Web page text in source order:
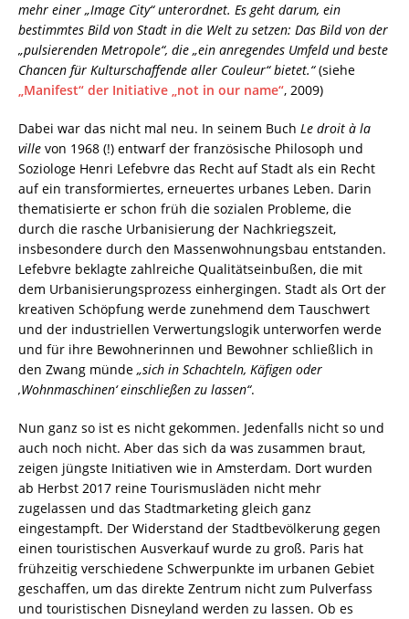
mehr einer „Image City“ unterordnet. Es geht darum, ein
bestimmtes Bild von Stadt in die Welt zu setzen: Das Bild von der
„pulsierenden Metropole“, die „ein anregendes Umfeld und beste
Chancen für Kulturschaffende aller Couleur“ bietet.“(siehe
„Manifest“ der Initiative „not in our name“, 2009)
Dabei war das nicht mal neu. In seinem Buch Le droit à la
ville von 1968 (!) entwarf der französische Philosoph und
Soziologe Henri Lefebvre das Recht auf Stadt als ein Recht
auf ein transformiertes, erneuertes urbanes Leben. Darin
thematisierte er schon früh die sozialen Probleme, die
durch die rasche Urbanisierung der Nachkriegszeit,
insbesondere durch den Massenwohnungsbau entstanden.
Lefebvre beklagte zahlreiche Qualitätseinbußen, die mit
dem Urbanisierungsprozess einhergingen. Stadt als Ort der
kreativen Schöpfung werde zunehmend dem Tauschwert
und der industriellen Verwertungslogik unterworfen werde
und für ihre Bewohnerinnen und Bewohner schließlich in
den Zwang münde „sich in Schachteln, Käfigen oder
,Wohnmaschinen‘ einschließen zu lassen“.
Nun ganz so ist es nicht gekommen. Jedenfalls nicht so und
auch noch nicht. Aber das sich da was zusammen braut,
zeigen jüngste Initiativen wie in Amsterdam. Dort wurden
ab Herbst 2017 reine Tourismusläden nicht mehr
zugelassen und das Stadtmarketing gleich ganz
eingestampft. Der Widerstand der Stadtbevölkerung gegen
einen touristischen Ausverkauf wurde zu groß. Paris hat
frühzeitig verschiedene Schwerpunkte im urbanen Gebiet
geschaffen, um das direkte Zentrum nicht zum Pulverfass
und touristischen Disneyland werden zu lassen. Ob es